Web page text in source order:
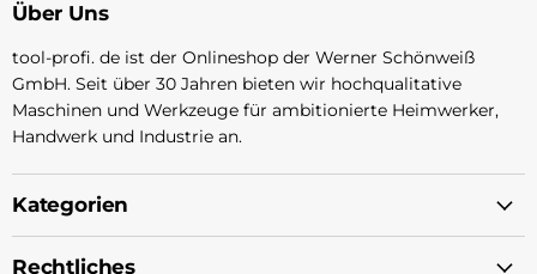
Über Uns
tool-profi. de ist der Onlineshop der Werner Schönweiß
GmbH. Seit über 30 Jahren bieten wir hochqualitative
Maschinen und Werkzeuge für ambitionierte Heimwerker,
Handwerk und Industrie an.
Kategorien
Rechtliches